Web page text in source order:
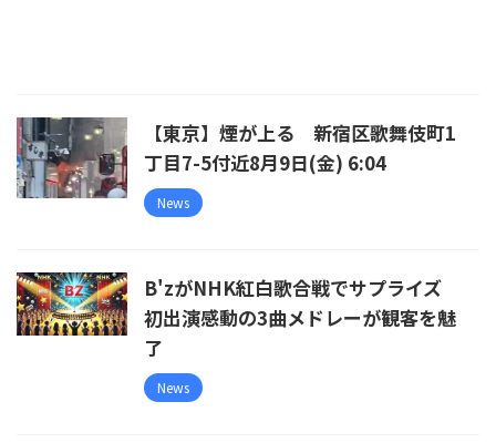
【東京】煙が上る 新宿区歌舞伎町1
丁目7-5付近8月9日(金) 6:04
News
B'zがNHK紅白歌合戦でサプライズ
初出演感動の3曲メドレーが観客を魅
了
News